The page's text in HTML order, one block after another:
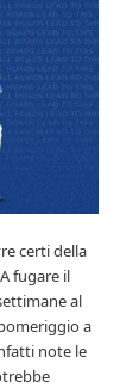
certi della
fugare il
al
a
note le